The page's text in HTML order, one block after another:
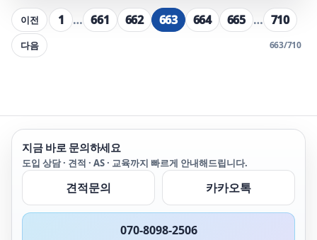
터를 검사하든, 아니면 전
기 패널을 폐쇄하는 경우
든, 여러분은 작업을 빠르
게 수행할 수 있는 기능을
갖춘 장비를 필요로 합니
수 있습니다. 작업을 보다
빠르고 간편하게 수행하도
록 설계된 이 열화상 카메
라는 다음과 같은 사용자에
게 적합한 장비입니다. • 전
기 기사 • 난방, 환기, 공조
및 냉각 기술자 • 유지보수
기술자
터를 검사하든, 아니면 전
기 패널을 폐쇄하는 경우
든, 여러분은 작업을 빠르
게 수행할 수 있는 기능을
수 있습니다. 작업을 보다
빠르고 간편하게 수행하도
게 적합한 장비입니다. • 전
기 기사 • 난방, 환기, 공조
및 냉각 기술자 • 유지보수
기술자
이전 1 … 661 662 663 664 665 … 710
다음 663/710
지금 바로 문의하세요
도입 상담 · 견적 · AS · 교육까지 빠르게 안내해드립니다.
견적문의 카카오톡
070-8098-2506